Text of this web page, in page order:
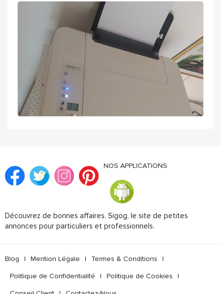
NOS APPLICATIONS
Découvrez de bonnes affaires. Sigog, le site de petites
annonces pour particuliers et professionnels.
Blog | Mention Légale | Termes & Conditions |
Politique de Confidentialité | Politique de Cookies |